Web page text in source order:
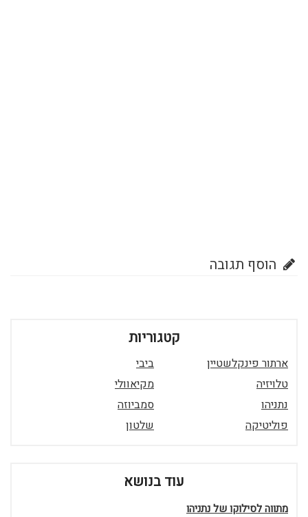
הוסף תגובה
קטגוריות
ארתור פינקלשטיין
ביבי
טלויזיה
מקיאוולי
נתניהו
סמביוזה
פוליטיקה
שלטון
עוד בנושא
מתווה לסילוקו של נתניהו